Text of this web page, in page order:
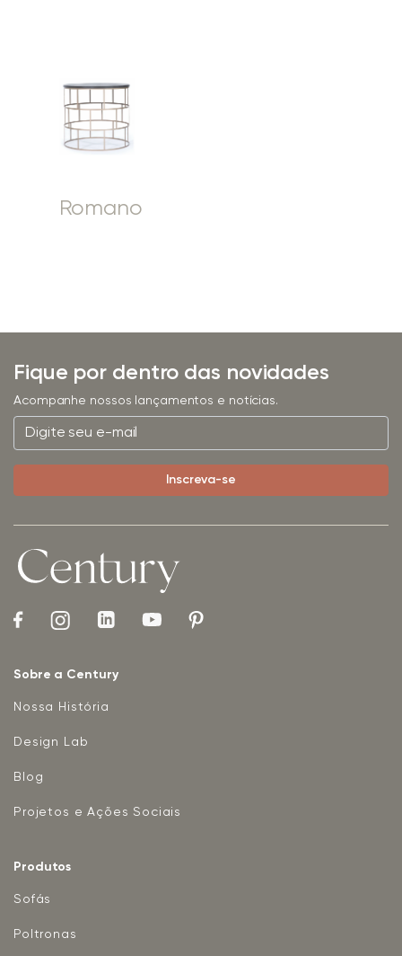
Romano
Fique por dentro das novidades
Acompanhe nossos lançamentos e notícias.
Sobre a Century
Nossa História
Design Lab
Blog
Projetos e Ações Sociais
Produtos
Sofás
Poltronas